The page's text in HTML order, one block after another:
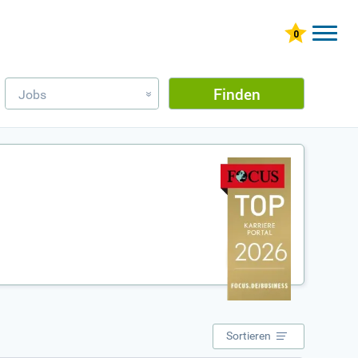
Jobs » Finden
Sortieren